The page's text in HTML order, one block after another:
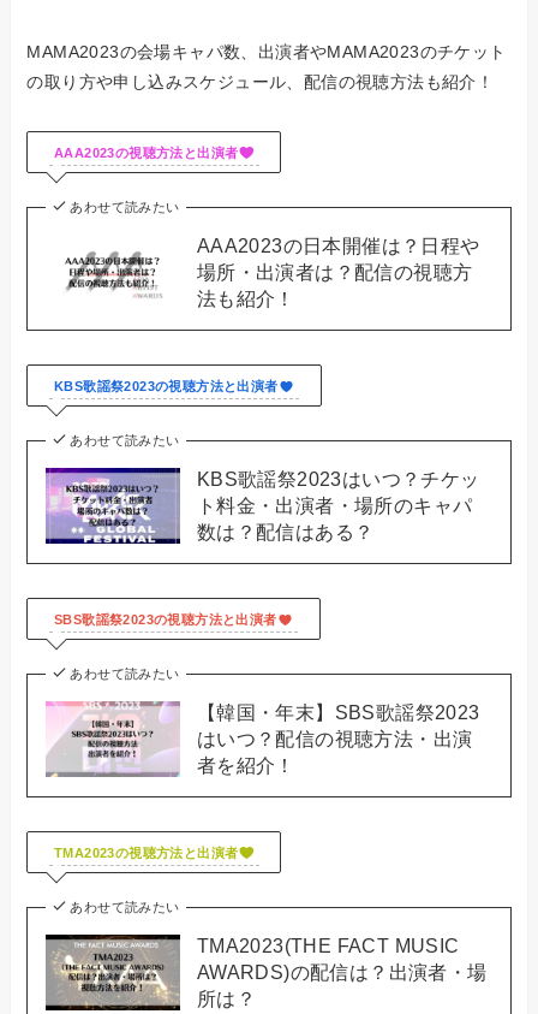
MAMA2023の会場キャパ数、出演者やMAMA2023のチケット
の取り方や申し込みスケジュール、配信の視聴方法も紹介！
AAA2023の視聴方法と出演者
あわせて読みたい
AAA2023の日本開催は？日程や
場所・出演者は？配信の視聴方
法も紹介！
KBS歌謡祭2023の視聴方法と出演者
あわせて読みたい
KBS歌謡祭2023はいつ？チケッ
ト料金・出演者・場所のキャパ
数は？配信はある？
SBS歌謡祭2023の視聴方法と出演者
あわせて読みたい
【韓国・年末】SBS歌謡祭2023
はいつ？配信の視聴方法・出演
者を紹介！
TMA2023の視聴方法と出演者
あわせて読みたい
TMA2023(THE FACT MUSIC
AWARDS)の配信は？出演者・場
所は？